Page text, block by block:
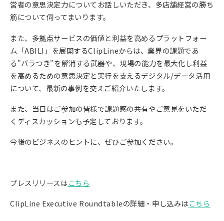
営者の意思決定力についてお話しいただき、多店舗経営の勝ち
筋について伺ってまいります。
また、多拠点サービスの価値と利益を高めるプラットフォー
ム「ABILI」を展開するClipLineからは、業界の課題であ
る"バラつき"を解消する武器や、現場の能力を最大化し利益
を高めるための意思決定と実行を支えるデジタル/データ活用
について、最新の事例を交えご紹介いたします。
また、当日はご参加の皆様で課題感の共有やご意見をいただ
くディスカッションも予定しております。
今後のビジネスのヒントに、ぜひご参加ください。
プレスリリースはこちら
ClipLine Executive Roundtableの詳細・申し込みはこちら